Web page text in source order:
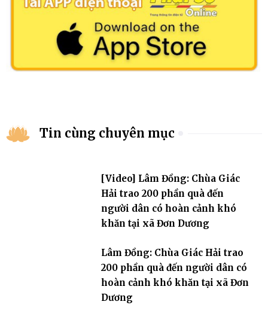
Tin cùng chuyên mục
[Video] Lâm Đồng: Chùa Giác
Hải trao 200 phần quà đến
người dân có hoàn cảnh khó
khăn tại xã Đơn Dương
Lâm Đồng: Chùa Giác Hải trao
200 phần quà đến người dân có
hoàn cảnh khó khăn tại xã Đơn
Dương